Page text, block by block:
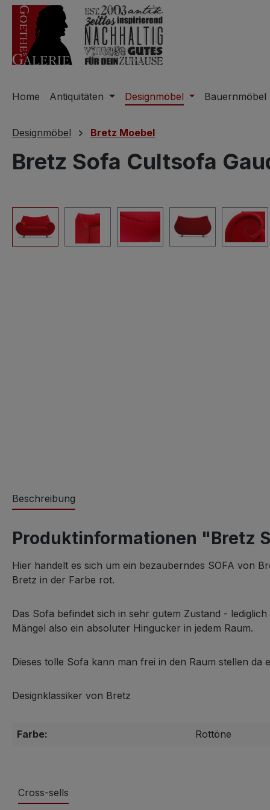
Hauptinhalt springen
Zur Suche springen
Zur Hauptnavigation springen
Home Antiquitäten Designmöbel Bauernmöbel
Designmöbel Bretz Moebel
Bretz Sofa Cultsofa
Beschreibung
Produktinformationen "Bretz
Hier handelt es sich um ein bezauberndes SOFA von
Bretz in der Farbe rot.
Das Sofa befindet sich in sehr gutem Zustand -
Mängel also ein absoluter Hingucker in jedem Raum.
Dieses tolle Sofa kann man frei in den Raum stellen
Designklassiker von Bretz
Farbe: Rottöne
Cross-sells